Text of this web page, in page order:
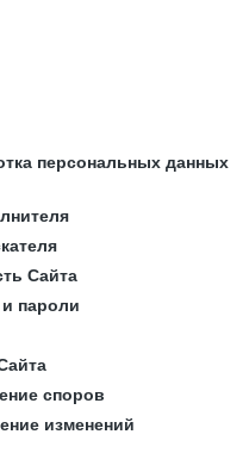
персональных данных
Сайта
пароли
споров
изменений